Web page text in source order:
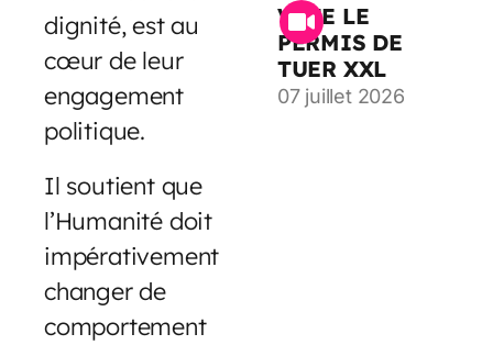
dignité, est au
cœur de leur
engagement
politique.
Il soutient que
l’Humanité doit
impérativement
changer de
comportement
VOTE LE
PERMIS DE
TUER XXL
07 juillet 2026